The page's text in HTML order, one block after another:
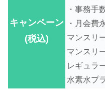
キャンペーン
(税込)
・事務手
・月会費
マンスリ
マンスリ
レギュラ
水素水プ